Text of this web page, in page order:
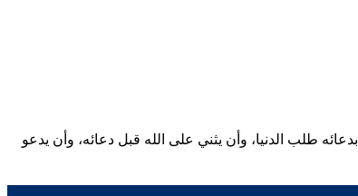
طلب الدنيا، وأن يثني على الله قبل دعائه، وأن يدعو